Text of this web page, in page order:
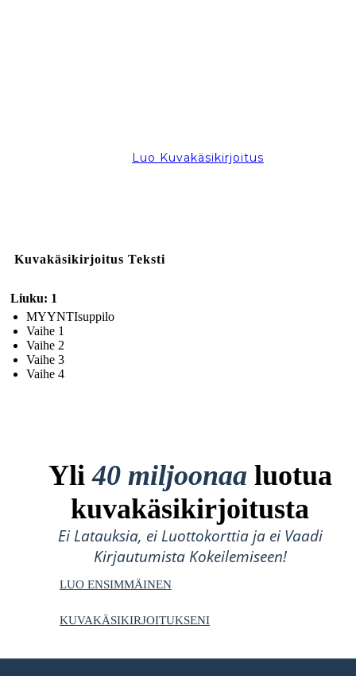
Luo Kuvakäsikirjoitus
Kuvakäsikirjoitus Teksti
Liuku: 1
MYYNTIsuppilo
Vaihe 1
Vaihe 2
Vaihe 3
Vaihe 4
Yli40 miljoonaa luotua
kuvakäsikirjoitusta
Ei Latauksia, ei Luottokorttia ja ei Vaadi
Kirjautumista Kokeilemiseen!
LUO ENSIMMÄINEN
KUVAKÄSIKIRJOITUKSENI